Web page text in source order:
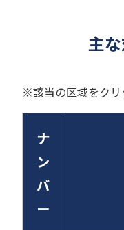
主
※該当の区域をクリ
ナ
ン
バ
ー